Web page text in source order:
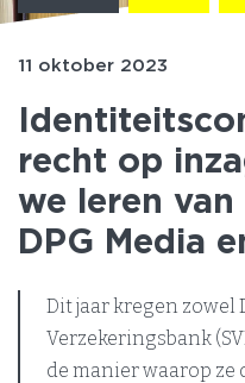
11 oktober 2023
recht op
we leren
DPG Media
Dit jaar kregen zowel
Verzekeringsbank
de manier waarop